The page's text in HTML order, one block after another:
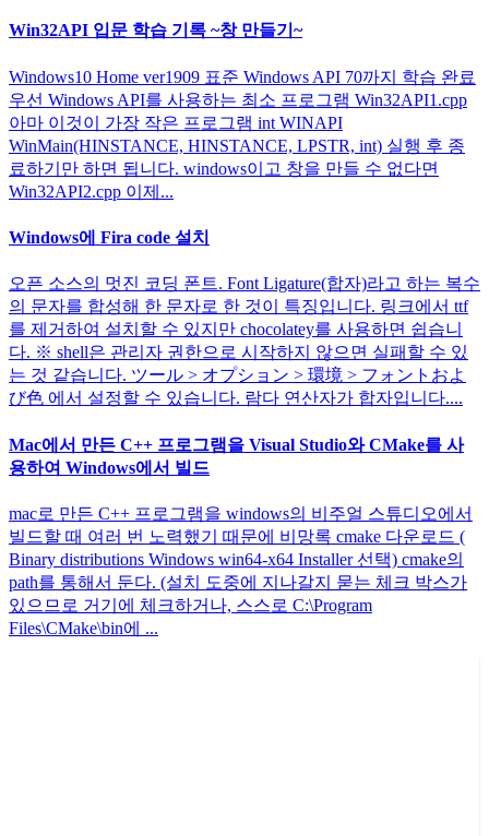
Win32API 입문 학습 기록 ~창 만들기~
Windows10 Home ver1909 표준 Windows API 70까지 학습 완료
우선 Windows API를 사용하는 최소 프로그램 Win32API1.cpp
아마 이것이 가장 작은 프로그램 int WINAPI
WinMain(HINSTANCE, HINSTANCE, LPSTR, int) 실행 후 종
료하기만 하면 됩니다. windows이고 창을 만들 수 없다면
Win32API2.cpp 이제...
Windows에 Fira code 설치
오픈 소스의 멋진 코딩 폰트. Font Ligature(합자)라고 하는 복수
의 문자를 합성해 한 문자로 한 것이 특징입니다. 링크에서 ttf
를 제거하여 설치할 수 있지만 chocolatey를 사용하면 쉽습니
다. ※ shell은 관리자 권한으로 시작하지 않으면 실패할 수 있
는 것 같습니다. ツール > オプション > 環境 > フォントおよ
び色 에서 설정할 수 있습니다. 람다 연산자가 합자입니다....
Mac에서 만든 C++ 프로그램을 Visual Studio와 CMake를 사
용하여 Windows에서 빌드
mac로 만든 C++ 프로그램을 windows의 비주얼 스튜디오에서
빌드할 때 여러 번 노력했기 때문에 비망록 cmake 다운로드 (
Binary distributions Windows win64-x64 Installer 선택) cmake의
path를 통해서 둔다. (설치 도중에 지나갈지 묻는 체크 박스가
있으므로 거기에 체크하거나, 스스로 C:\Program
Files\CMake\bin에 ...